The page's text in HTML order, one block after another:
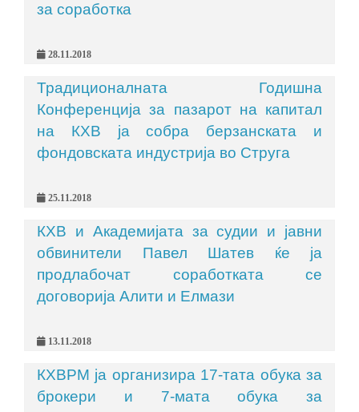
за соработка
28.11.2018
Традиционалната Годишна
Конференција за пазарот на капитал
на КХВ ја собра берзанската и
фондовската индустрија во Струга
25.11.2018
КХВ и Академијата за судии и јавни
обвинители Павел Шатев ќе ја
продлабочат соработката се
договорија Алити и Елмази
13.11.2018
КХВРМ ја организира 17-тата обука за
брокери и 7-мата обука за